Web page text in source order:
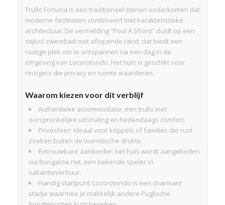
Trullo Fortuna is een traditioneel stenen onderkomen dat
moderne faciliteiten combineert met karakteristieke
architectuur. De vermelding “Pool A Sfioro” duidt op een
stijlvol zwembad met aflopende rand; dat biedt een
rustige plek om te ontspannen na een dag in de
omgeving van Locorotondo. Het huis is geschikt voor
reizigers die privacy en ruimte waarderen.
Waarom kiezen voor dit verblijf
Authentieke accommodatie: een trullo met
oorspronkelijke uitstraling en hedendaags comfort.
Privésfeer: ideaal voor koppels of families die rust
zoeken buiten de toeristische drukte.
Betrouwbare aanbieder: het huis wordt aangeboden
via Bungalow.net, een bekende speler in
vakantieverhuur.
Handig startpunt: Locorotondo is een charmant
stadje waarmee je makkelijk andere Puglische